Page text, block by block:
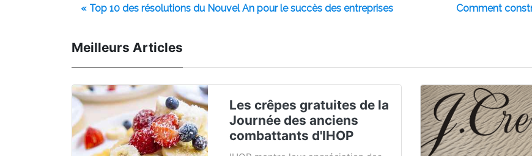
« Top 10 des résolutions du Nouvel An pour le succès des entreprises Comment
Meilleurs Articles
Les crêpes gratuites de la
Journée des anciens
combattants d'IHOP